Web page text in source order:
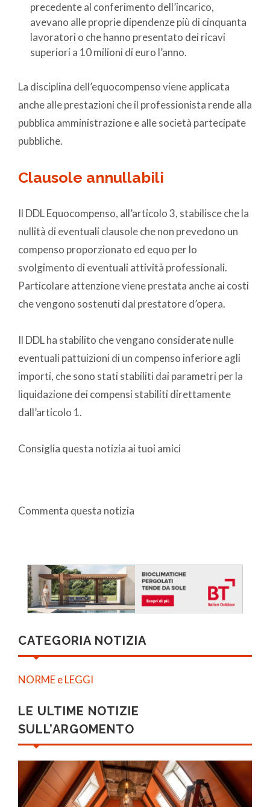
precedente al conferimento dell’incarico,
avevano alle proprie dipendenze più di cinquanta
lavoratori o che hanno presentato dei ricavi
superiori a 10 milioni di euro l’anno.
La disciplina dell’equocompenso viene applicata
anche alle prestazioni che il professionista rende alla
pubblica amministrazione e alle società partecipate
pubbliche.
Clausole annullabili
Il DDL Equocompenso, all’articolo 3, stabilisce che la
nullità di eventuali clausole che non prevedono un
compenso proporzionato ed equo per lo
svolgimento di eventuali attività professionali.
Particolare attenzione viene prestata anche ai costi
che vengono sostenuti dal prestatore d’opera.
Il DDL ha stabilito che vengano considerate nulle
eventuali pattuizioni di un compenso inferiore agli
importi, che sono stati stabiliti dai parametri per la
liquidazione dei compensi stabiliti direttamente
dall’articolo 1.
Consiglia questa notizia ai tuoi amici
Commenta questa notizia
CATEGORIA NOTIZIA
NORME e LEGGI
LE ULTIME NOTIZIE
SULL’ARGOMENTO